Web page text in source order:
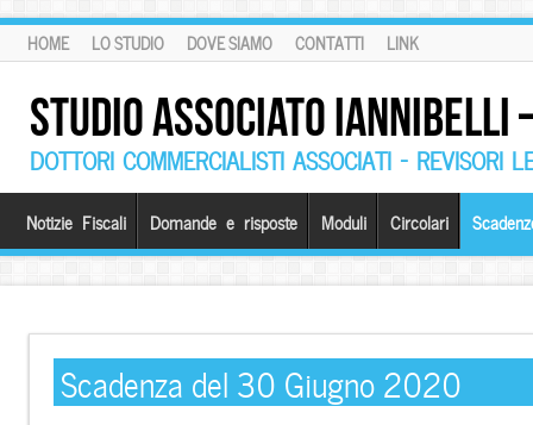
HOME LO STUDIO DOVE SIAMO CONTATTI LINK
STUDIO ASSOCIATO
DOTTORI COMMERCIALISTI ASSOCIATI – REVISORI
Notizie Fiscali Domande e risposte Moduli Circolari
Scadenza del 30 Giugno 2020